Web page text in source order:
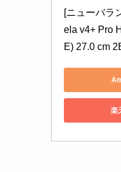
[ニューバラ
ela v4+ Pro
E) 27.0 cm
楽